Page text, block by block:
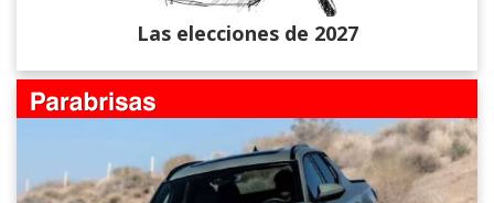
Las elecciones de 2027